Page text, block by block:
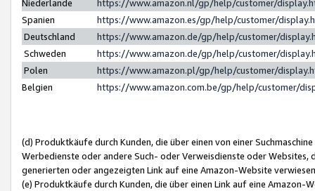
Niederlande
https://www.amazon.nl/gp/help/customer/
Spanien
https://www.amazon.es/gp/help/customer/
Deutschland
https://www.amazon.de/gp/help/customer/
Schweden
https://www.amazon.de/gp/help/customer/
Polen
https://www.amazon.pl/gp/help/customer/
Belgien
https://www.amazon.com.be/gp/help/customer/
(d) Produktkäufe durch Kunden, die über einen von einer
Werbedienste oder andere Such- oder Verweisdienste oder Websites,
generierten oder angezeigten Link auf eine Amazon-Website
(e) Produktkäufe durch Kunden, die über einen Link auf eine